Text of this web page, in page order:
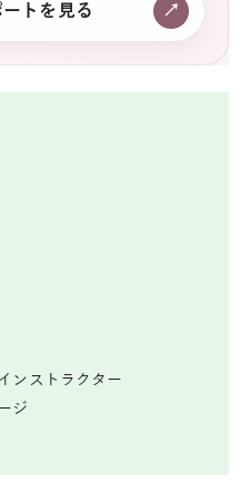
トを見る ↗
ンストラクター
ジ